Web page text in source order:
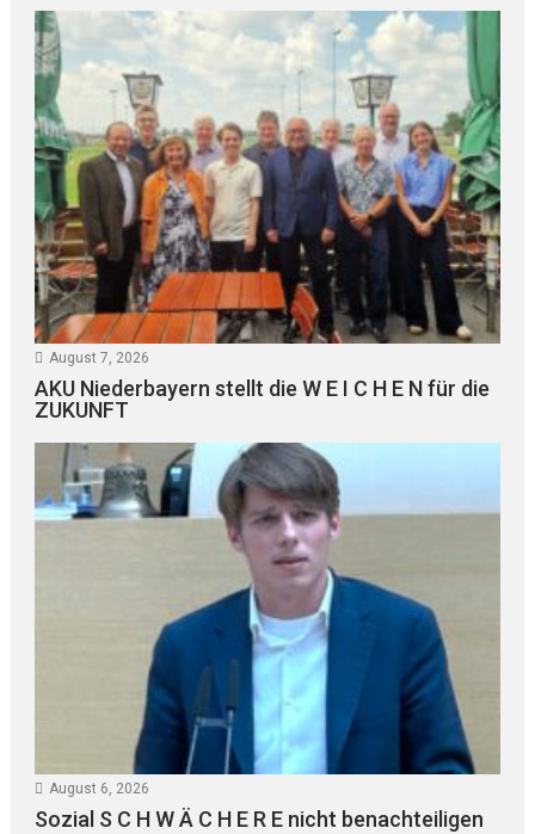
August 7, 2026
AKU Niederbayern stellt die W E I C H E N für die
ZUKUNFT
August 6, 2026
Sozial S C H W Ä C H E R E nicht benachteiligen